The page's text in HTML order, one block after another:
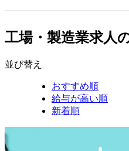
工場・製造業求人
並び替え
おすすめ順
給与が高い順
新着順